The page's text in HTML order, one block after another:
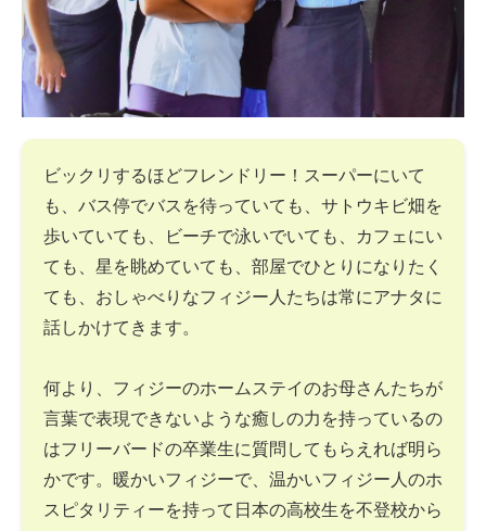
ビックリするほどフレンドリー！スーパーにいて
も、バス停でバスを待っていても、サトウキビ畑を
歩いていても、ビーチで泳いでいても、カフェにい
ても、星を眺めていても、部屋でひとりになりたく
ても、おしゃべりなフィジー人たちは常にアナタに
話しかけてきます。
何より、フィジーのホームステイのお母さんたちが
言葉で表現できないような癒しの力を持っているの
はフリーバードの卒業生に質問してもらえれば明ら
かです。暖かいフィジーで、温かいフィジー人のホ
スピタリティーを持って日本の高校生を不登校から